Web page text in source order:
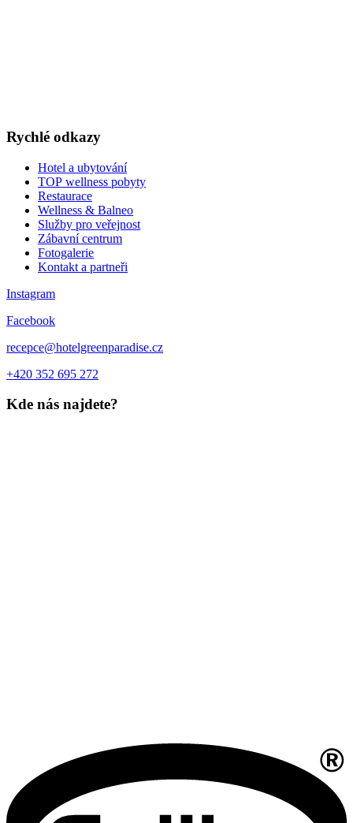
Rychlé odkazy
Hotel a ubytování
TOP wellness pobyty
Restaurace
Wellness & Balneo
Služby pro veřejnost
Zábavní centrum
Fotogalerie
Kontakt a partneři
Instagram
Facebook
recepce@hotelgreenparadise.cz
+420 352 695 272
Kde nás najdete?